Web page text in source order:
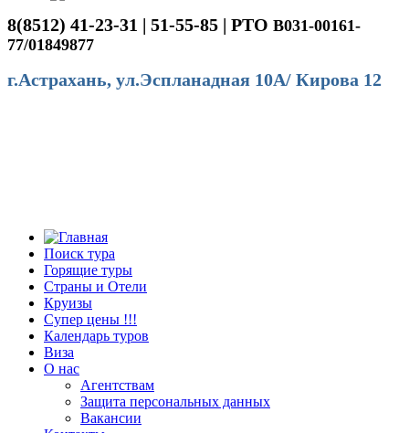
8(8512) 41-23-31 | 51-55-85 | РТО В031-00161-
77/01849877
г.Астрахань, ул.Эспланадная 10А/ Кирова 12
Поиск тура
Горящие туры
Страны и Отели
Круизы
Супер цены !!!
Календарь туров
Виза
О нас
Агентствам
Защита персональных данных
Вакансии